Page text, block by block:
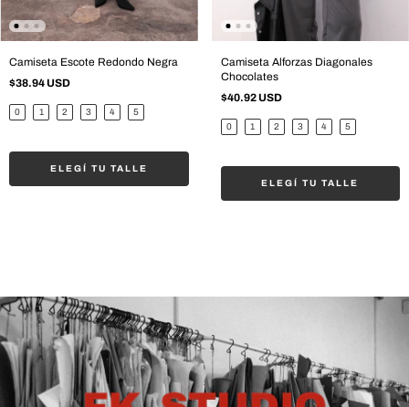
Camiseta Escote Redondo Negra
$38.94 USD
0 1 2 3 4 5
ELEGÍ TU TALLE
Camiseta Alforzas Diagonales
Chocolates
$40.92 USD
0 1 2 3 4 5
ELEGÍ TU TALLE